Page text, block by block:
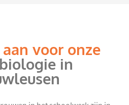
voor onze
in